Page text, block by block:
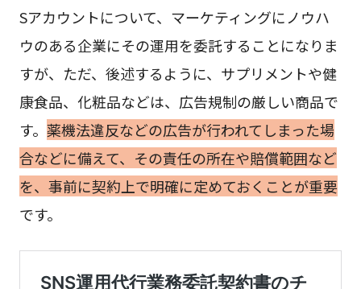
Sアカウントについて、マーケティングにノウハ
ウのある企業にその運用を委託することになりま
すが、ただ、後述するように、サプリメントや健
康食品、化粧品などは、広告規制の厳しい商品で
す。 薬機法違反などの広告が行われてしまった場
合などに備えて、その責任の所在や賠償範囲など
を、事前に契約上で明確に定めておくことが重要
です。